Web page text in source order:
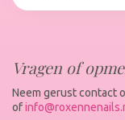
Vragen of
Neem gerust contact
of